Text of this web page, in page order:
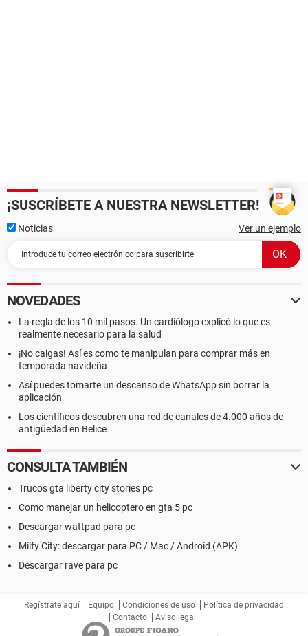
¡SUSCRÍBETE A NUESTRA NEWSLETTER!
Noticias Ver un ejemplo
NOVEDADES
La regla de los 10 mil pasos. Un cardiólogo explicó lo que es
realmente necesario para la salud
¡No caigas! Así es como te manipulan para comprar más en
temporada navideña
Así puedes tomarte un descanso de WhatsApp sin borrar la
aplicación
Los científicos descubren una red de canales de 4.000 años de
antigüedad en Belice
CONSULTA TAMBIÉN
Trucos gta liberty city stories pc
Como manejar un helicoptero en gta 5 pc
Descargar wattpad para pc
Milfy City: descargar para PC / Mac / Android (APK)
Descargar rave para pc
Regístrate aquí Equipo Condiciones de uso
Política de privacidad
Contacto
Aviso legal